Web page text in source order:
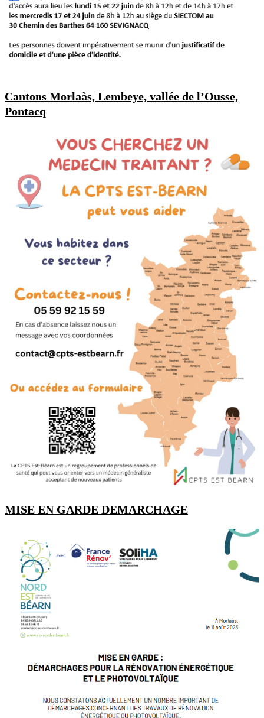
Cantons Morlaàs, Lembeye, vallée de l’Ousse,
Pontacq
MISE EN GARDE DEMARCHAGE